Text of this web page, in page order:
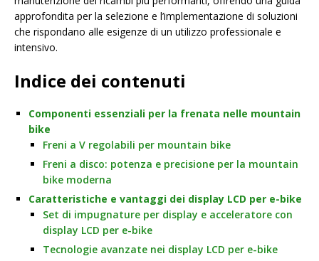
approfondita per la selezione e l’implementazione di soluzioni
che rispondano alle esigenze di un utilizzo professionale e
intensivo.
Indice dei contenuti
Componenti essenziali per la frenata nelle mountain
bike
Freni a V regolabili per mountain bike
Freni a disco: potenza e precisione per la mountain
bike moderna
Caratteristiche e vantaggi dei display LCD per e-bike
Set di impugnature per display e acceleratore con
display LCD per e-bike
Tecnologie avanzate nei display LCD per e-bike